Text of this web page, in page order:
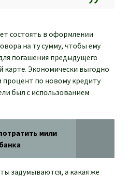
состоять в оформлении
на ту сумму, чтобы ему
погашения предыдущего
карте. Экономически выгодно
процент по новому кредиту
был с использованием
мили
задумываются, а какая же